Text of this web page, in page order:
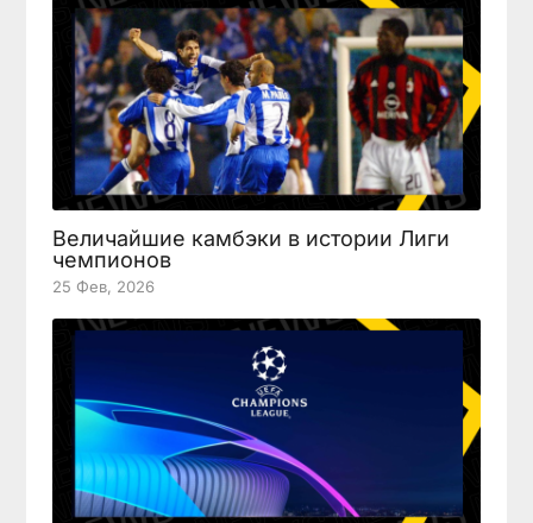
Величайшие камбэки в истории Лиги
чемпионов
25 Фев, 2026